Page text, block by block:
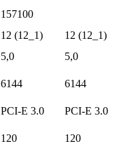
157100
12 (12_1)
12 (12_1)
5,0
5,0
6144
6144
PCI-E 3.0
PCI-E 3.0
120 120